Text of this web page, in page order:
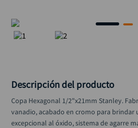
Descripción del producto
Copa Hexagonal 1/2"x21mm Stanley.
vanadio, acabado en cromo para brindar
excepcional al óxido, sistema de agarre
ruteadora
rueda
alicate